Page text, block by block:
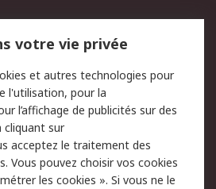
2.500 marques
Support technique
Sécurité des e-mails
votre vie privée
et autres technologies pour
l'utilisation, pour la
l’affichage de publicités sur des
cliquant sur
acceptez le traitement des
Vous pouvez choisir vos cookies
les cookies ». Si vous ne le